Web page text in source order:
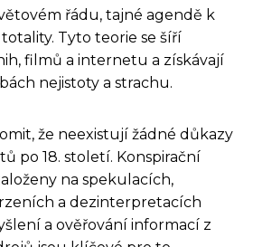
řádu, tajné agendě k
Tyto teorie se šíří
filmů a internetu a získávají
nejistoty a strachu.
že neexistují žádné důkazy
po 18. století. Konspirační
na spekulacích,
a dezinterpretacích
a ověřování informací z